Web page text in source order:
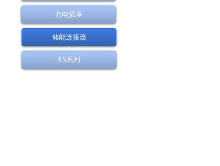
充电插座
储能连接器
ES系列